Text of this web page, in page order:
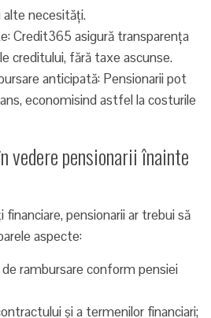
alte necesități.
Credit365 asigură transparența
creditului, fără taxe ascunse.
anticipată: Pensionarii pot
economisind astfel la costurile
vedere pensionarii înainte
pensionarii ar trebui să
aspecte:
rambursare conform pensiei
și a termenilor financiari;